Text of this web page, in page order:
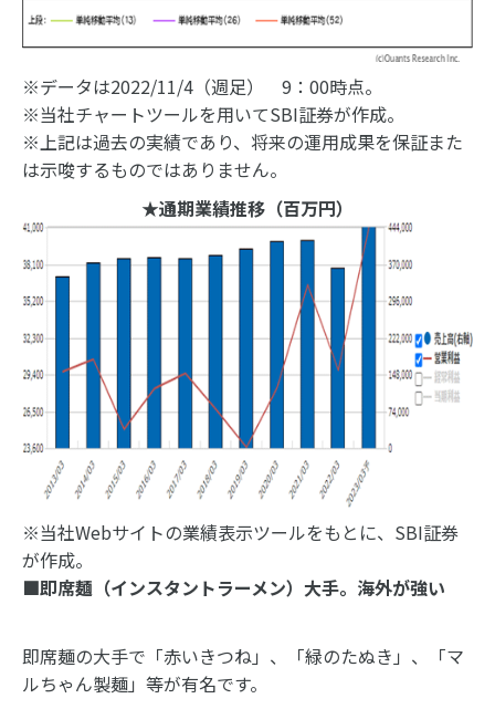
※データは2022/11/4（週足） 9：00時点。
※当社チャートツールを用いてSBI証券が作成。
※上記は過去の実績であり、将来の運用成果を保証また
は示唆するものではありません。
★通期業績推移（百万円）
※当社Webサイトの業績表示ツールをもとに、SBI証券
が作成。
■即席麺（インスタントラーメン）大手。海外が強い
即席麺の大手で「赤いきつね」、「緑のたぬき」、「マ
ルちゃん製麺」等が有名です。